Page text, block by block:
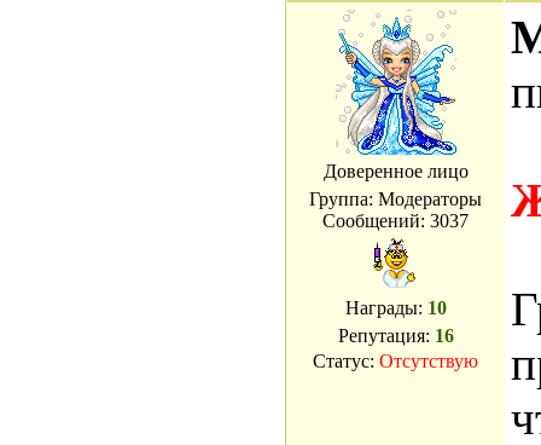
Доверенное лицо
Группа: Модераторы
Сообщений: 3037
Награды: 10
Репутация: 16
Статус: Отсутствую